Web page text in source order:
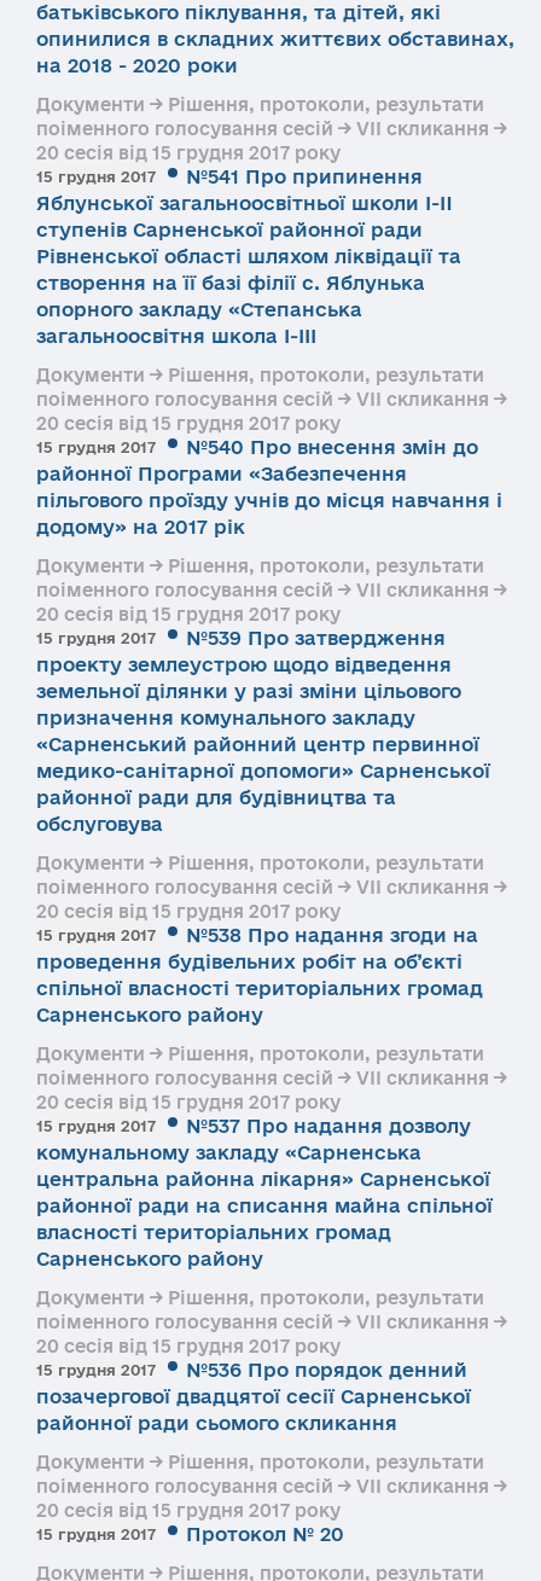
батьківського піклування, та дітей, які
опинилися в складних життєвих обставинах,
на 2018 - 2020 роки
Документи → Рішення, протоколи, результати
поіменного голосування сесій → VII скликання →
20 сесія від 15 грудня 2017 року
15 грудня 2017
№541 Про припинення
Яблунської загальноосвітньої школи I-II
ступенів Сарненської районної ради
Рівненської області шляхом ліквідації та
створення на її базі філії с. Яблунька
опорного закладу «Степанська
загальноосвітня школа І-ІІІ
Документи → Рішення, протоколи, результати
поіменного голосування сесій → VII скликання →
20 сесія від 15 грудня 2017 року
15 грудня 2017
№540 Про внесення змін до
районної Програми «Забезпечення
пільгового проїзду учнів до місця навчання і
додому» на 2017 рік
Документи → Рішення, протоколи, результати
поіменного голосування сесій → VII скликання →
20 сесія від 15 грудня 2017 року
15 грудня 2017
№539 Про затвердження
проекту землеустрою щодо відведення
земельної ділянки у разі зміни цільового
призначення комунального закладу
«Сарненський районний центр первинної
медико-санітарної допомоги» Сарненської
районної ради для будівництва та
обслуговува
Документи → Рішення, протоколи, результати
поіменного голосування сесій → VII скликання →
20 сесія від 15 грудня 2017 року
15 грудня 2017
№538 Про надання згоди на
проведення будівельних робіт на об’єкті
спільної власності територіальних громад
Сарненського району
Документи → Рішення, протоколи, результати
поіменного голосування сесій → VII скликання →
20 сесія від 15 грудня 2017 року
15 грудня 2017
№537 Про надання дозволу
комунальному закладу «Сарненська
центральна районна лікарня» Сарненської
районної ради на списання майна спільної
власності територіальних громад
Сарненського району
Документи → Рішення, протоколи, результати
поіменного голосування сесій → VII скликання →
20 сесія від 15 грудня 2017 року
15 грудня 2017
№536 Про порядок денний
позачергової двадцятої сесії Сарненської
районної ради сьомого скликання
Документи → Рішення, протоколи, результати
поіменного голосування сесій → VII скликання →
20 сесія від 15 грудня 2017 року
15 грудня 2017 Протокол № 20
Документи → Рішення, протоколи, результати